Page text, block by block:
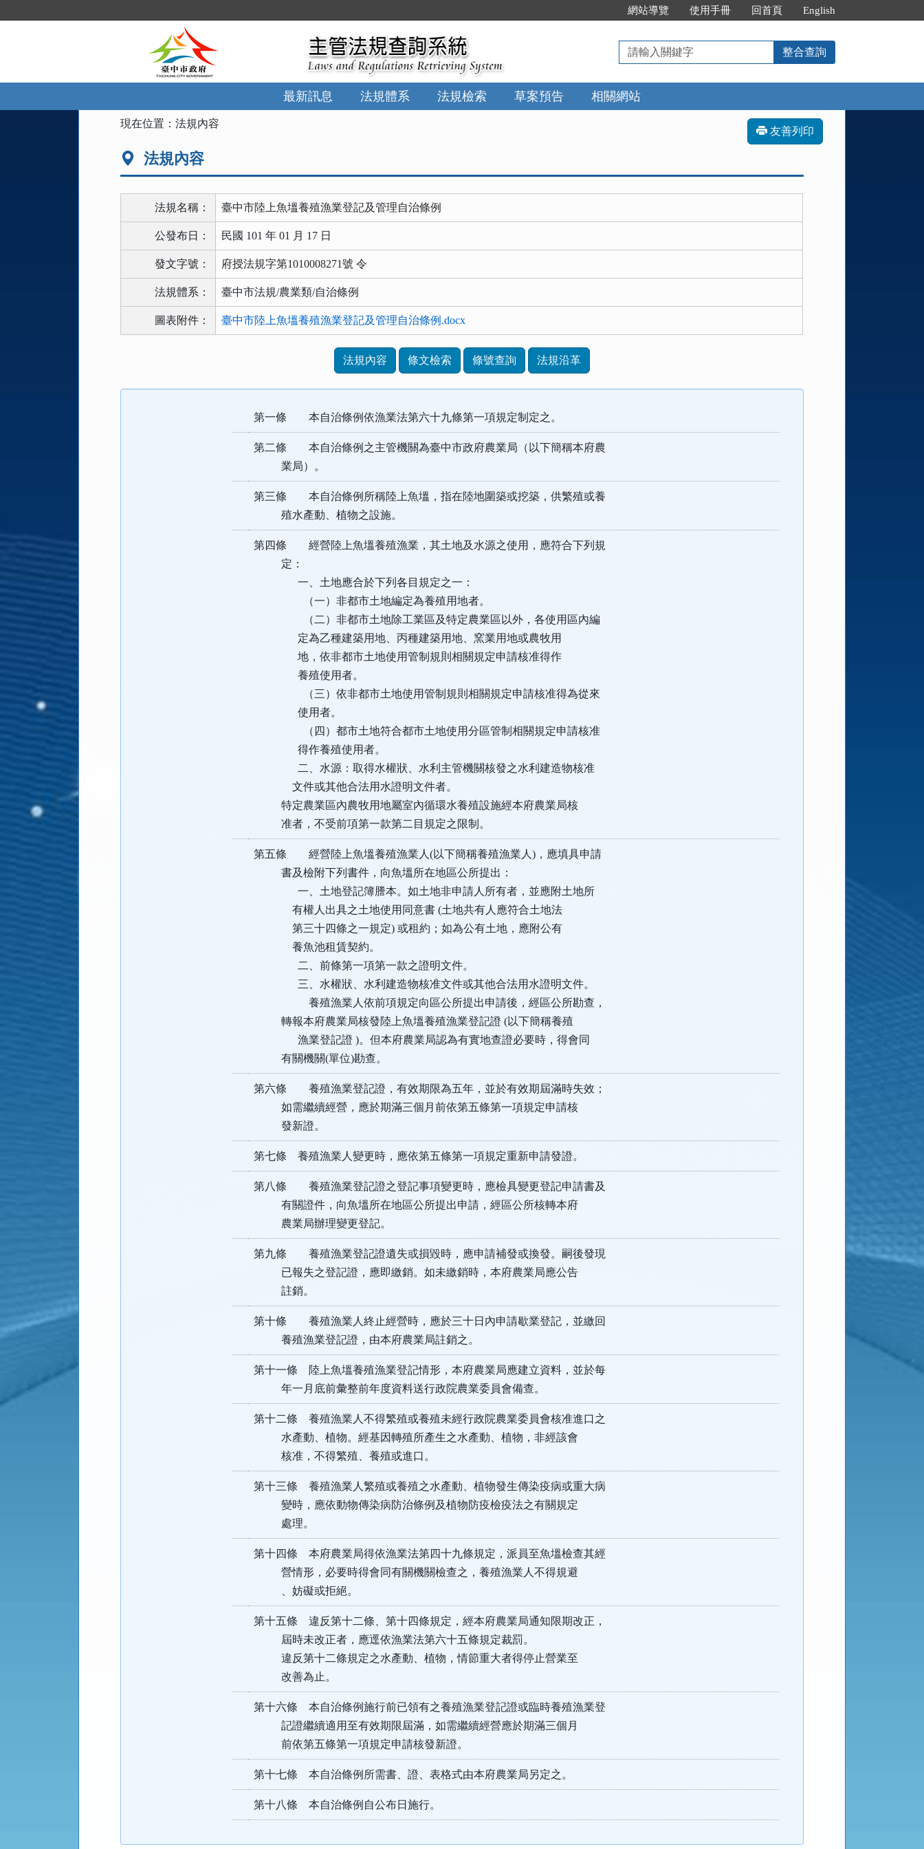
到
網站導覽 使用手冊 回首頁 English
請
輸
入
關
鍵
整合查詢
最新訊息 法規體系 法規檢索 草案預告 相關網站
現在位置：法規內容
友善列印
法規內容
法規名稱： 臺中市陸上魚塭養殖漁業登記及管理自治條例
公發布日： 民國 101 年 01 月 17 日
發文字號： 府授法規字第1010008271號 令
法規體系： 臺中市法規/農業類/自治條例
圖表附件： 臺中市陸上魚塭養殖漁業登記及管理自治條例.docx
功
法規內容 條文檢索 條號查詢 法規沿革
第一條 本自治條例依漁業法第六十九條第一項規定制定之。
第二條 本自治條例之主管機關為臺中市政府農業局（以下簡稱本府農
業局）。
第三條 本自治條例所稱陸上魚塭，指在陸地圍築或挖築，供繁殖或養
殖水產動、植物之設施。
第四條 經營陸上魚塭養殖漁業，其土地及水源之使用，應符合下列規
定：
一、土地應合於下列各目規定之一：
（一）非都市土地編定為養殖用地者。
（二）非都市土地除工業區及特定農業區以外，各使用區內編
定為乙種建築用地、丙種建築用地、窯業用地或農牧用
地，依非都市土地使用管制規則相關規定申請核准得作
養殖使用者。
（三）依非都市土地使用管制規則相關規定申請核准得為從來
使用者。
（四）都市土地符合都市土地使用分區管制相關規定申請核准
得作養殖使用者。
二、水源：取得水權狀、水利主管機關核發之水利建造物核准
文件或其他合法用水證明文件者。
特定農業區內農牧用地屬室內循環水養殖設施經本府農業局核
准者，不受前項第一款第二目規定之限制。
第五條 經營陸上魚塭養殖漁業人(以下簡稱養殖漁業人)，應填具申請
書及檢附下列書件，向魚塭所在地區公所提出：
一、土地登記簿謄本。如土地非申請人所有者，並應附土地所
有權人出具之土地使用同意書 (土地共有人應符合土地法
第三十四條之一規定) 或租約；如為公有土地，應附公有
養魚池租賃契約。
二、前條第一項第一款之證明文件。
三、水權狀、水利建造物核准文件或其他合法用水證明文件。
養殖漁業人依前項規定向區公所提出申請後，經區公所勘查，
轉報本府農業局核發陸上魚塭養殖漁業登記證 (以下簡稱養殖
漁業登記證 )。但本府農業局認為有實地查證必要時，得會同
有關機關(單位)勘查。
第六條 養殖漁業登記證，有效期限為五年，並於有效期屆滿時失效；
如需繼續經營，應於期滿三個月前依第五條第一項規定申請核
發新證。
第七條 養殖漁業人變更時，應依第五條第一項規定重新申請發證。
第八條 養殖漁業登記證之登記事項變更時，應檢具變更登記申請書及
有關證件，向魚塭所在地區公所提出申請，經區公所核轉本府
農業局辦理變更登記。
第九條 養殖漁業登記證遺失或損毀時，應申請補發或換發。嗣後發現
已報失之登記證，應即繳銷。如未繳銷時，本府農業局應公告
註銷。
第十條 養殖漁業人終止經營時，應於三十日內申請歇業登記，並繳回
養殖漁業登記證，由本府農業局註銷之。
第十一條 陸上魚塭養殖漁業登記情形，本府農業局應建立資料，並於每
年一月底前彙整前年度資料送行政院農業委員會備查。
第十二條 養殖漁業人不得繁殖或養殖未經行政院農業委員會核准進口之
水產動、植物。經基因轉殖所產生之水產動、植物，非經該會
核准，不得繁殖、養殖或進口。
第十三條 養殖漁業人繁殖或養殖之水產動、植物發生傳染疫病或重大病
變時，應依動物傳染病防治條例及植物防疫檢疫法之有關規定
處理。
第十四條 本府農業局得依漁業法第四十九條規定，派員至魚塭檢查其經
營情形，必要時得會同有關機關檢查之，養殖漁業人不得規避
、妨礙或拒絕。
第十五條 違反第十二條、第十四條規定，經本府農業局通知限期改正，
屆時未改正者，應逕依漁業法第六十五條規定裁罰。
違反第十二條規定之水產動、植物，情節重大者得停止營業至
改善為止。
第十六條 本自治條例施行前已領有之養殖漁業登記證或臨時養殖漁業登
記證繼續適用至有效期限屆滿，如需繼續經營應於期滿三個月
前依第五條第一項規定申請核發新證。
第十七條 本自治條例所需書、證、表格式由本府農業局另定之。
第十八條 本自治條例自公布日施行。